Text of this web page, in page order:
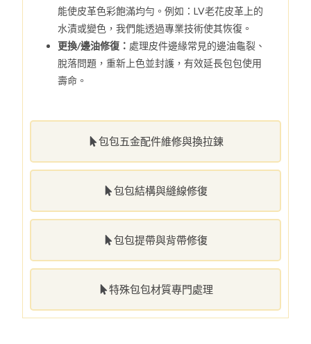
包包五金配件維修與換拉鍊
包包結構與縫線修復
包包提帶與背帶修復
特殊包包材質專門處理
能使皮革色彩飽滿均勻。例如：LV老花皮革上的
水漬或變色，我們能透過專業技術使其恢復。
更換/邊油修復： 處理皮件邊緣常見的邊油龜裂、
脫落問題，重新上色並封護，有效延長包包使用
壽命。